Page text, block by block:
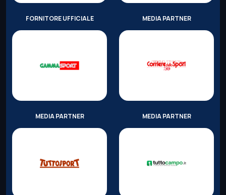
FORNITORE UFFICIALE MEDIA PARTNER
MEDIA PARTNER MEDIA PARTNER